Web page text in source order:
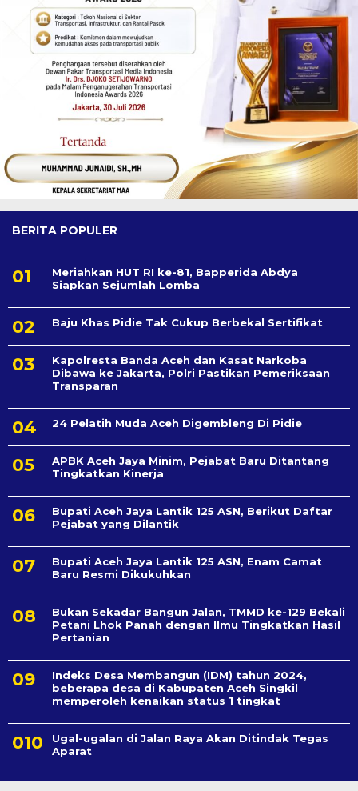
BERITA POPULER
Meriahkan HUT RI ke-81, Bapperida Abdya
Siapkan Sejumlah Lomba
Baju Khas Pidie Tak Cukup Berbekal Sertifikat
Kapolresta Banda Aceh dan Kasat Narkoba
Dibawa ke Jakarta, Polri Pastikan Pemeriksaan
Transparan
24 Pelatih Muda Aceh Digembleng Di Pidie
APBK Aceh Jaya Minim, Pejabat Baru Ditantang
Tingkatkan Kinerja
Bupati Aceh Jaya Lantik 125 ASN, Berikut Daftar
Pejabat yang Dilantik
Bupati Aceh Jaya Lantik 125 ASN, Enam Camat
Baru Resmi Dikukuhkan
Bukan Sekadar Bangun Jalan, TMMD ke-129 Bekali
Petani Lhok Panah dengan Ilmu Tingkatkan Hasil
Pertanian
Indeks Desa Membangun (IDM) tahun 2024,
beberapa desa di Kabupaten Aceh Singkil
memperoleh kenaikan status 1 tingkat
Ugal-ugalan di Jalan Raya Akan Ditindak Tegas
Aparat